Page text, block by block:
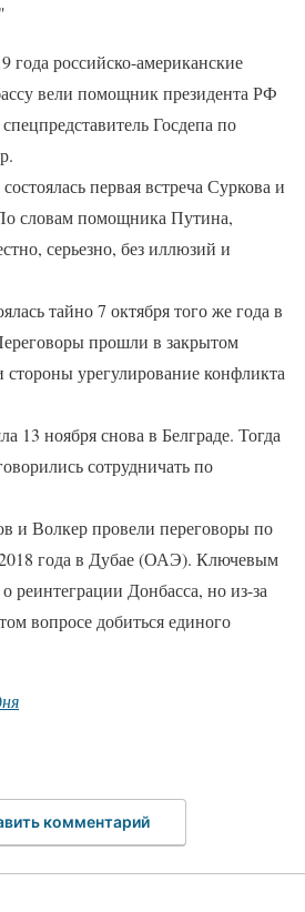
года российско-американские
вели помощник президента РФ
Госдепа по
первая встреча Суркова и
словам помощника Путина,
серьезно, без иллюзий и
тайно 7 октября того же года в
прошли в закрытом
урегулирование конфликта
13 ноября снова в Белграде. Тогда
сотрудничать по
и Волкер провели переговоры по
года в Дубае (ОАЭ). Ключевым
реинтеграции Донбасса, но из-за
вопросе добиться единого
комментарий